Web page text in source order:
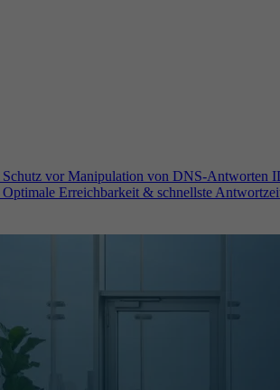
Schutz vor Manipulation von DNS-Antworten
Optimale Erreichbarkeit & schnellste